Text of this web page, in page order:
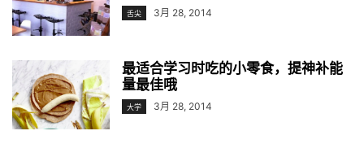
舌尖 3月 28, 2014
最适合学习时吃的小零食，提神补能
量最佳哦
大学 3月 28, 2014